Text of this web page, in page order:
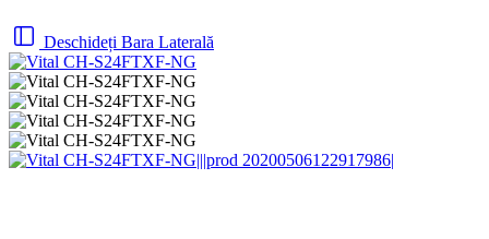
Deschideți Bara Laterală